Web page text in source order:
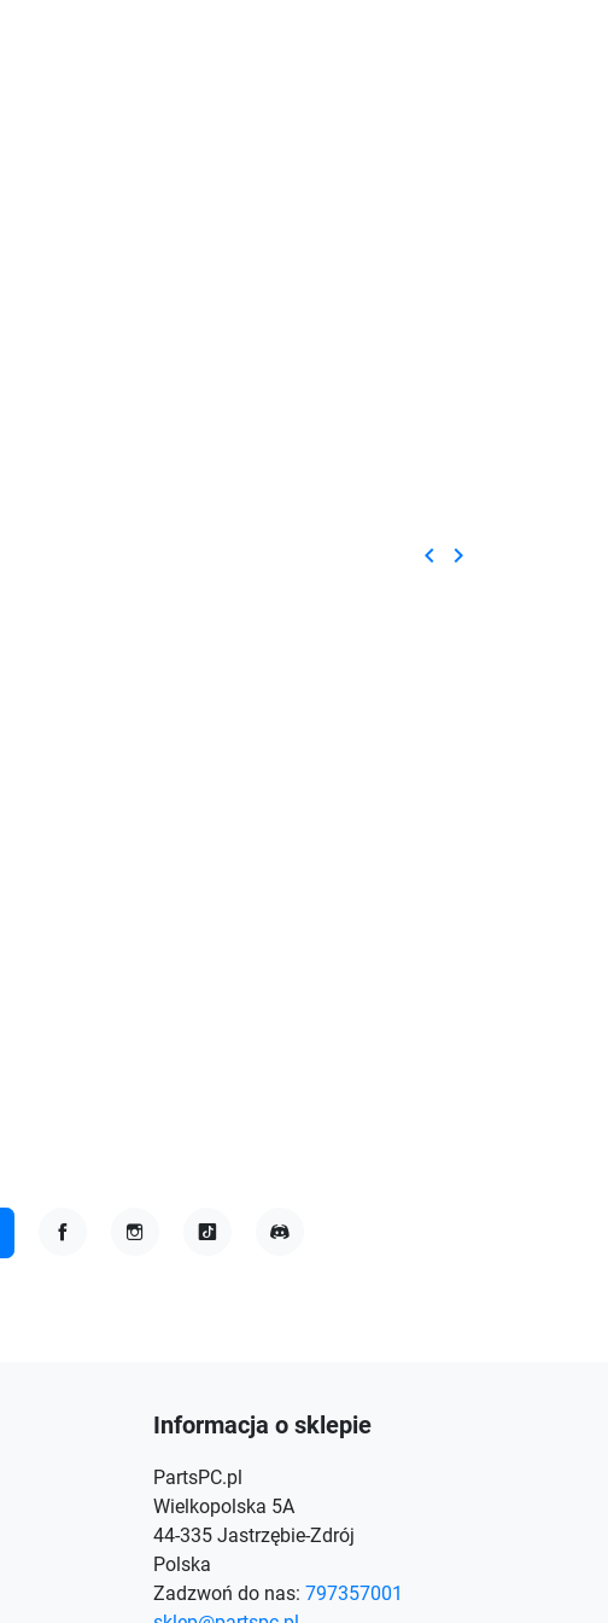
Poprzedni
keyboard_arrow_left Następny
keyboard_arrow_right
Informacja o sklepie
PartsPC.pl
Wielkopolska 5A
44-335 Jastrzębie-Zdrój
Polska
Zadzwoń do nas: 797357001